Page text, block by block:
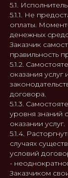
5.1.
5.1.1. Не
оплаты.
денежных
Заказчик
правильность
5.1.2.
оказания услуг
договора.
5.1.3.
уровня знаний
оказании услуг.
5.1.4.
случаях
условий
-
Заказчиком